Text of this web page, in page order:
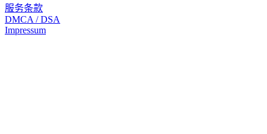
服务条款
DMCA / DSA
Impressum